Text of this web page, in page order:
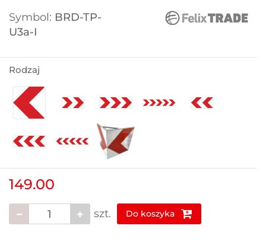
Symbol: BRD-TP-
U3a-I
Rodzaj
149.00
szt. Do koszyka